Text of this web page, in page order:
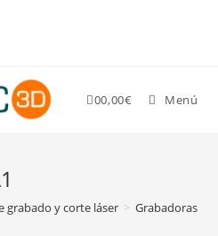
00,00€ Menú
grabado y corte láser > Grabadoras y